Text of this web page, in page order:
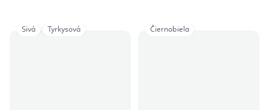
Sivá Tyrkysová Čiernobiela